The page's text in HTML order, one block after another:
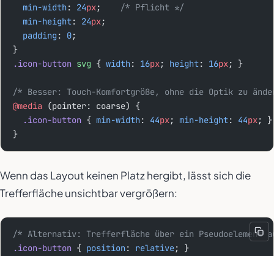
  min-width
: 24px; /* Pflicht */
  min-height
: 24px;
  padding
: 0;
}
.icon-button svg { width: 16px; height: 16px; }
/* Besser: Touch-Komfortgröße, ohne die Optik zu
@media (pointer: coarse) {
  .icon-button
{ min-width: 44px; min-height: 44px; }
}
Wenn das Layout keinen Platz hergibt, lässt sich die
Trefferfläche unsichtbar vergrößern:
/* Alternativ: Trefferfläche über ein Pseudoelement
.icon-button { position: relative; }